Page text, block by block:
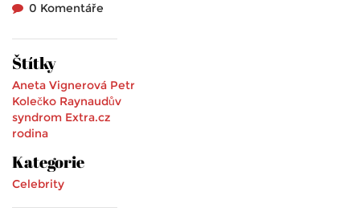
0 Komentáře
Štítky
Aneta Vignerová Petr
Kolečko Raynaudův
syndrom Extra.cz
rodina
Kategorie
Celebrity